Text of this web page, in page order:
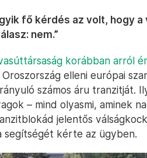
fő kérdés az volt, hogy
nem.”
korábban arról
elleni európai
számos áru tranzitját.
– mind olyasmi, aminek
jelentős
segítségét kérte az ügyben.